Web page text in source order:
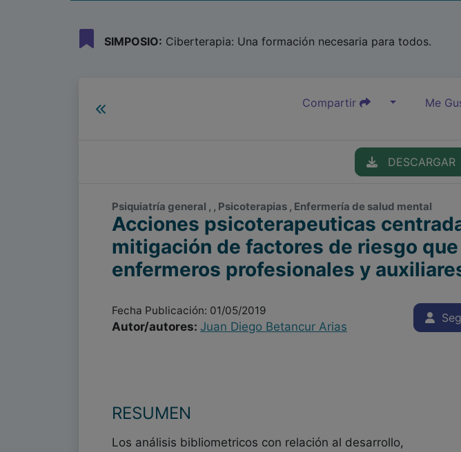
SIMPOSIO: Ciberterapia: Una formación necesaria para todos.
Compartir Me
DESCARGAR
Psiquiatría general , , Psicoterapias , Enfermería de salud mental
Acciones psicoterapeuticas
mitigación de factores de riesgo
enfermeros profesionales y
Fecha Publicación: 01/05/2019
Autor/autores: Juan Diego Betancur Arias
RESUMEN
Los análisis bibliometricos con relación al desarrollo,